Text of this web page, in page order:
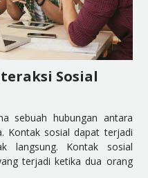
Sosial
sebuah hubungan antara
Kontak sosial dapat terjadi
langsung. Kontak sosial
terjadi ketika dua orang